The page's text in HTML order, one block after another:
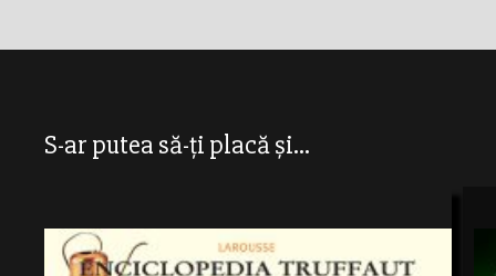
S-ar putea să-ți placă și...